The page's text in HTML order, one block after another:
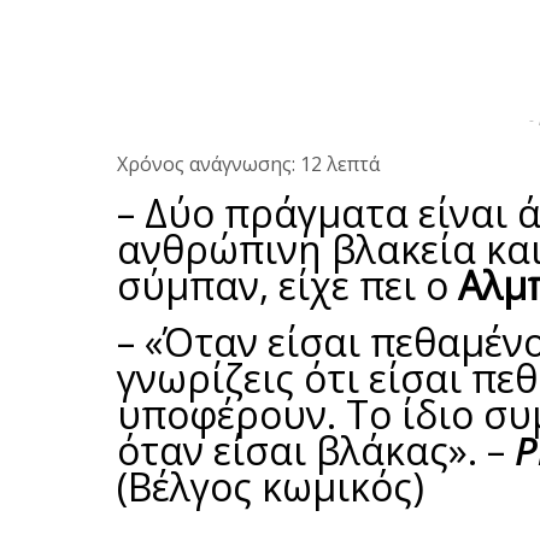
-
Χρόνος ανάγνωσης: 12 λεπτά
– Δύο πράγματα είναι
ανθρώπινη βλακεία
σύμπαν, είχε πει ο
– «Όταν είσαι
γνωρίζεις ότι είσαι
υποφέρουν. Το ίδιο
όταν είσαι βλάκας». –
(Βέλγος κωμικός)